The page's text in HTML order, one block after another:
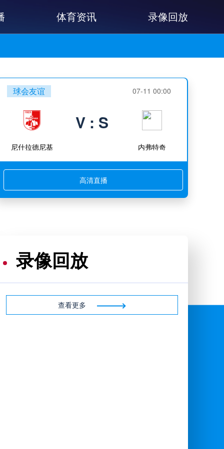
体育资讯 录像回放
球会友谊 07-11 00:00
尼什拉德尼基
V : S
内弗特奇
高清直播
录像回放
查看更多